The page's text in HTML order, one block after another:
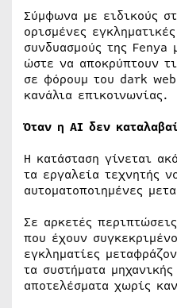
Σύμφωνα με ειδικούς
ορισμένες
συνδυασμούς της Fenya
ώστε να αποκρύπτουν
σε φόρουμ του dark
κανάλια επικοινωνίας.
Όταν η AI δεν
Η κατάσταση γίνεται
τα εργαλεία τεχνητής
αυτοματοποιημένες
Σε αρκετές
που έχουν
εγκληματίες
τα συστήματα
αποτελέσματα χωρίς